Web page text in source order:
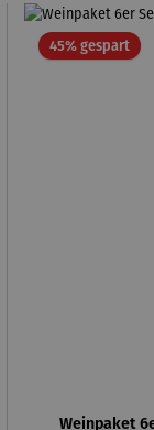
45% gespart
Weinpaket